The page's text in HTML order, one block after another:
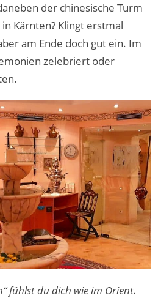
der chinesische Turm
Kärnten? Klingt erstmal
am Ende doch gut ein. Im
zelebriert oder
fühlst du dich wie im Orient.